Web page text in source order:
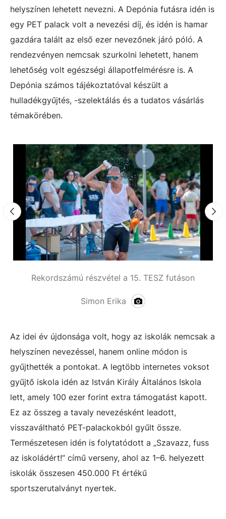
helyszínen lehetett nevezni. A Depónia futásra idén is
egy PET palack volt a nevezési díj, és idén is hamar
gazdára talált az első ezer nevezőnek járó póló. A
rendezvényen nemcsak szurkolni lehetett, hanem
lehetőség volt egészségi állapotfelmérésre is. A
Depónia számos tájékoztatóval készült a
hulladékgyűjtés, -szelektálás és a tudatos vásárlás
témakörében.
Rekordszámú részvétel a 15. TESZ futáson
Simon Erika
Az idei év újdonsága volt, hogy az iskolák nemcsak a
helyszínen nevezéssel, hanem online módon is
gyűjthették a pontokat. A legtöbb internetes voksot
gyűjtő iskola idén az István Király Általános Iskola
lett, amely 100 ezer forint extra támogatást kapott.
Ez az összeg a tavaly nevezésként leadott,
visszaváltható PET-palackokból gyűlt össze.
Természetesen idén is folytatódott a „Szavazz, fuss
az iskoládért!” című verseny, ahol az 1–6. helyezett
iskolák összesen 450.000 Ft értékű
sportszerutalványt nyertek.